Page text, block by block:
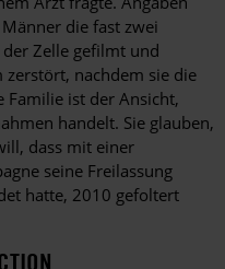
die fast zwei
Zelle gefilmt und
zerstört, nachdem sie die
Familie ist der Ansicht,
handelt. Sie glauben,
dass mit einer
seine Freilassung
hatte, 2010 gefoltert